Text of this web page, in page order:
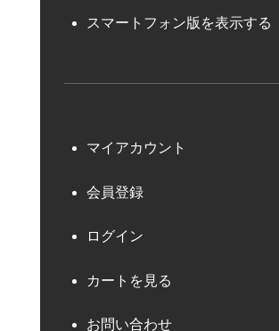
スマートフォン版を表示する
マイアカウント
会員登録
ログイン
カートを見る
お問い合わせ